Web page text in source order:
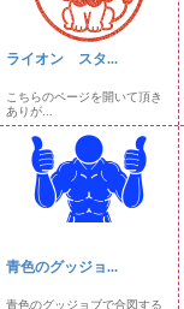
ライオン スタ...
こちらのページを開いて頂き
ありが...
青色のグッジョ...
青色のグッジョブで合図する